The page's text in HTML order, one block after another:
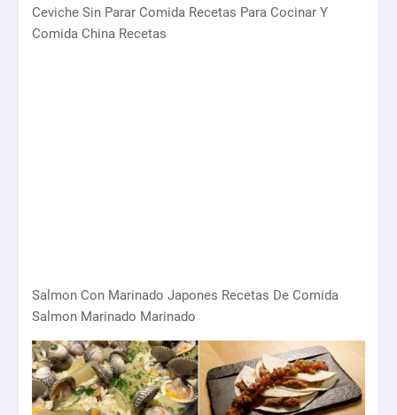
Ceviche Sin Parar Comida Recetas Para Cocinar Y
Comida China Recetas
Salmon Con Marinado Japones Recetas De Comida
Salmon Marinado Marinado